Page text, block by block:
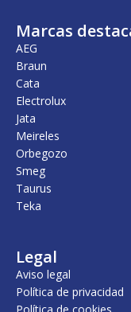
a
0
Marcas
AEG
Braun
Cata
Electrolux
Jata
Meireles
Orbegozo
Smeg
Taurus
Teka
Legal
Aviso legal
Política de privacidad